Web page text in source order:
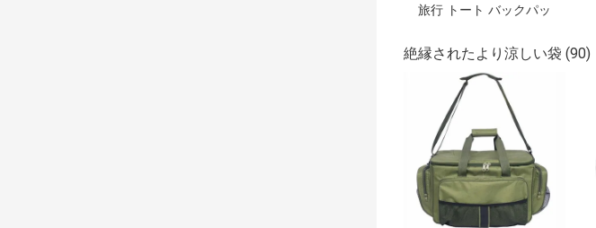
旅行 トート バックパッ
絶縁されたより涼しい袋 (90)
ベストプライス